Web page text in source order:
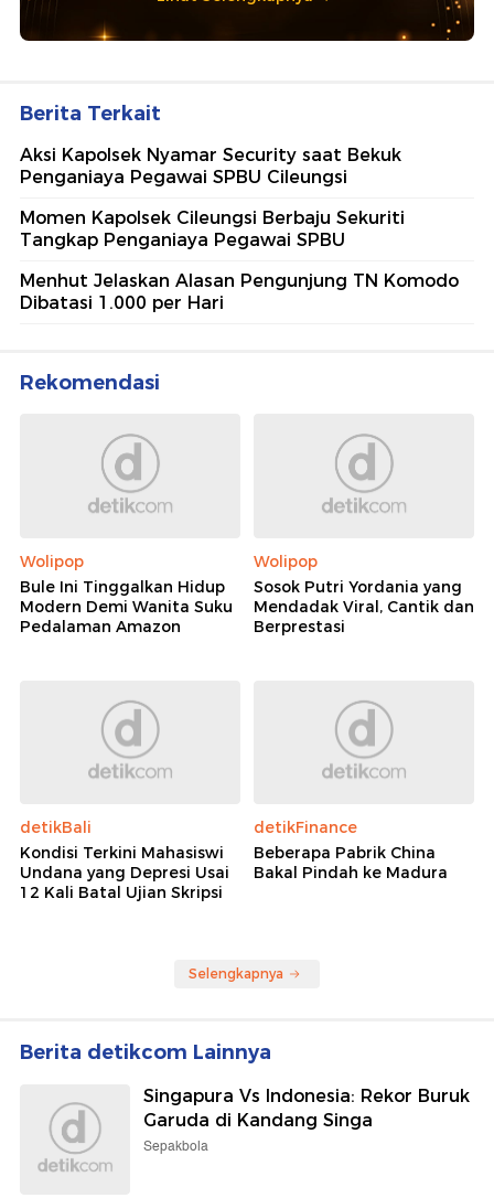
Berita Terkait
Aksi Kapolsek Nyamar Security saat Bekuk
Penganiaya Pegawai SPBU Cileungsi
Momen Kapolsek Cileungsi Berbaju Sekuriti
Tangkap Penganiaya Pegawai SPBU
Menhut Jelaskan Alasan Pengunjung TN Komodo
Dibatasi 1.000 per Hari
Rekomendasi
Wolipop
Bule Ini Tinggalkan Hidup
Modern Demi Wanita Suku
Pedalaman Amazon
Wolipop
Sosok Putri Yordania yang
Mendadak Viral, Cantik dan
Berprestasi
detikBali
Kondisi Terkini Mahasiswi
Undana yang Depresi Usai
12 Kali Batal Ujian Skripsi
detikFinance
Beberapa Pabrik China
Bakal Pindah ke Madura
Selengkapnya
Berita detikcom Lainnya
Singapura Vs Indonesia: Rekor Buruk
Garuda di Kandang Singa
Sepakbola